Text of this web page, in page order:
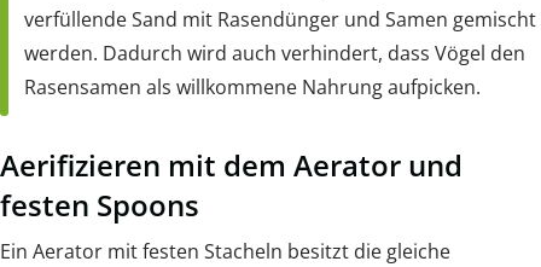
verfüllende Sand mit Rasendünger und Samen gemischt
werden. Dadurch wird auch verhindert, dass Vögel den
Rasensamen als willkommene Nahrung aufpicken.
Aerifizieren mit dem Aerator und
festen Spoons
Ein Aerator mit festen Stacheln besitzt die gleiche